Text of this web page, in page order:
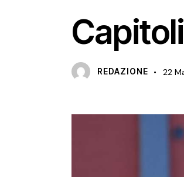
REDAZIONE 22